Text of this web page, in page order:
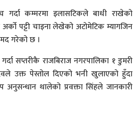
गर्दा कम्मरमा इलासटिकले बाधी राखेको
पट्टी चाइना लेखेको अटोमेटिक म्यागजिन
गरेको छ ।
सप्तरीकै राजबिराज नगरपालिका १ डुमरी
उक्त पेस्तोल दिएको भनी खुलाएको हुँदा
अनुसन्धान थालेको प्रवक्ता सिंहले जानकारी